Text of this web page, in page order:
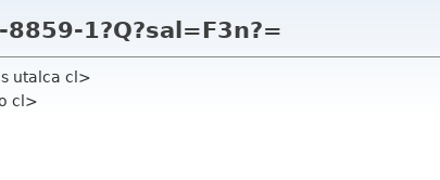
1?Q?sal=F3n?=
utalca cl>
cl>